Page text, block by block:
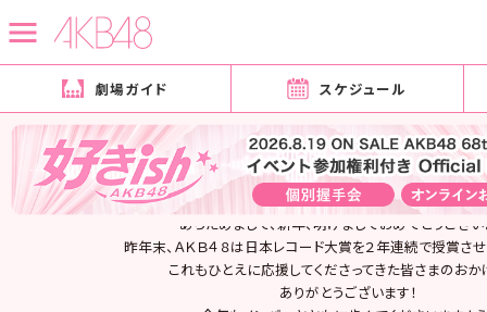
劇場ガイド スケジュール
2013月01月06日
イベント情報
ユニット祭り＆リクエストアワーチケット先行のお知らせ
「ＡＫＢ４８ユニット祭り２０１３」、「ＡＫＢ４８リクエストアワー セットリスト
売のご案内
あらためまして、新年、明けましておめでとうござい
昨年末、ＡＫＢ４８は日本レコード大賞を２年連続で授賞さ
これもひとえに応援してくださってきた皆さまのおか
ありがとうございます！